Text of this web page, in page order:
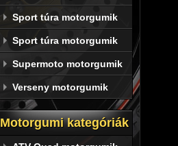
Sport túra motorgumik
Sport túra motorgumik
Supermoto motorgumik
Verseny motorgumik
Motorgumi kategóriák